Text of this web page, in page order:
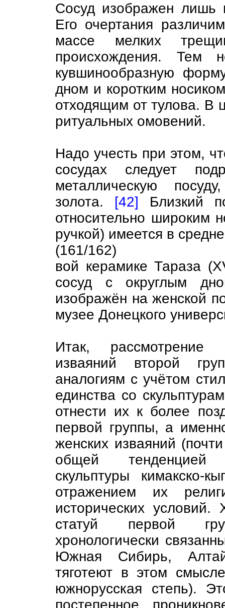
Сосуд изображен
Его очертания
массе мелких
происхождения. Тем
кувшинообразную
дном и коротким
отходящим от тулова. В
ритуальных омовений.
Надо учесть при этом,
сосудах следует
металлическую
золота. [42] Близкий
относительно широким
ручкой) имеется в
(161/162)
вой керамике Тараза
сосуд с округлым
изображён на женской
музее Донецкого
Итак, рассмотрение
изваяний второй
аналогиям с учётом
единства со
отнести их к более
первой группы, а
женских изваяний
общей тенденцией
скульптуры кимакско-
отражением их
исторических
статуй первой
хронологически
Южная Сибирь,
тяготеют в этом
южнорусская степь).
постепенное